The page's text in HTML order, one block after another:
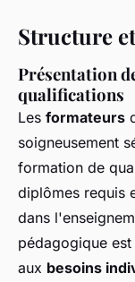
Structure
Présentation
qualifications
Les formateurs
soigneusement
formation de
diplômes requis
dans
pédagogique
aux besoins